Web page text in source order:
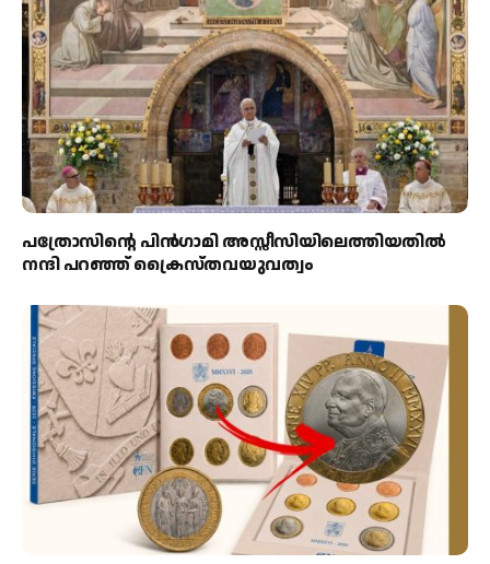
പത്രോസിന്റെ പിൻഗാമി അസ്സീസിയിലെത്തിയതിൽ
നന്ദി പറഞ്ഞ് ക്രൈസ്തവയുവത്വം